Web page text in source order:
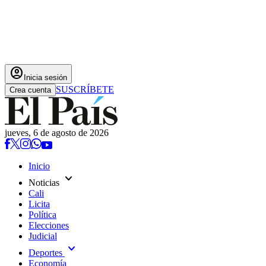
account_circle Inicia sesión
Crea cuenta SUSCRÍBETE
jueves, 6 de agosto de 2026
Inicio
Noticias expand_more
Cali
Licita
Política
Elecciones
Judicial
Deportes expand_more
Economía